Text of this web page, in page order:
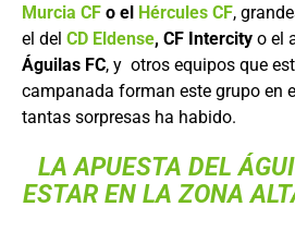
Murcia CF o el Hércules CF,
el del CD Eldense, CF Intercity o el
Águilas FC, y otros equipos que
campanada forman este grupo en
tantas sorpresas ha habido.
LA APUESTA DEL
ESTAR EN LA ZONA